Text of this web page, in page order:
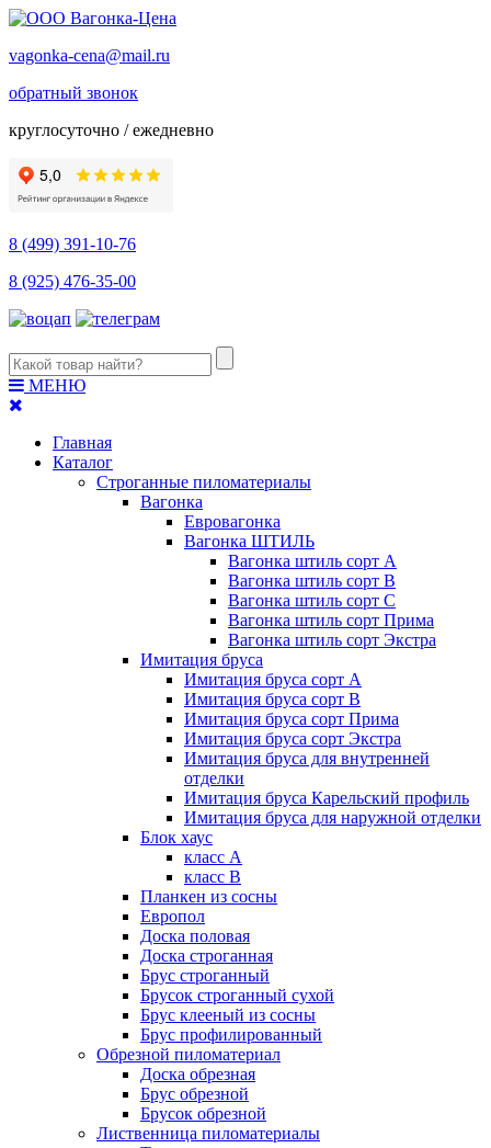
vagonka-cena@mail.ru
обратный звонок
круглосуточно / ежедневно
8 (499) 391-10-76
8 (925) 476-35-00
МЕНЮ
Главная
Каталог
Строганные пиломатериалы
Вагонка
Евровагонка
Вагонка ШТИЛЬ
Вагонка штиль сорт А
Вагонка штиль сорт В
Вагонка штиль сорт С
Вагонка штиль сорт Прима
Вагонка штиль сорт Экстра
Имитация бруса
Имитация бруса сорт А
Имитация бруса сорт В
Имитация бруса сорт Прима
Имитация бруса сорт Экстра
Имитация бруса для внутренней
отделки
Имитация бруса Карельский профиль
Имитация бруса для наружной отделки
Блок хаус
класс А
класс В
Планкен из сосны
Европол
Доска половая
Доска строганная
Брус строганный
Брусок строганный сухой
Брус клееный из сосны
Брус профилированный
Обрезной пиломатериал
Доска обрезная
Брус обрезной
Брусок обрезной
Лиственница пиломатериалы